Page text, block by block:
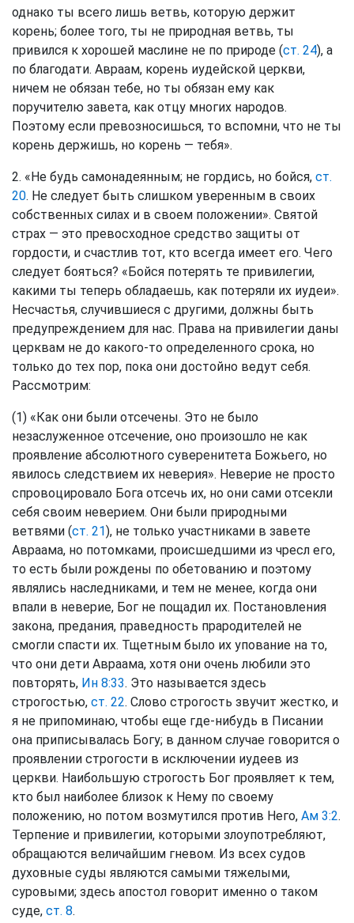
однако ты всего лишь ветвь, которую держит
корень; более того, ты не природная ветвь, ты
привился к хорошей маслине не по природе (ст. 24), а
по благодати. Авраам, корень иудейской церкви,
ничем не обязан тебе, но ты обязан ему как
поручителю завета, как отцу многих народов.
Поэтому если превозносишься, то вспомни, что не ты
корень держишь, но корень — тебя».
2. «Не будь самонадеянным; не гордись, но бойся, ст.
20. Не следует быть слишком уверенным в своих
собственных силах и в своем положении». Святой
страх — это превосходное средство защиты от
гордости, и счастлив тот, кто всегда имеет его. Чего
следует бояться? «Бойся потерять те привилегии,
какими ты теперь обладаешь, как потеряли их иудеи».
Несчастья, случившиеся с другими, должны быть
предупреждением для нас. Права на привилегии даны
церквам не до какого-то определенного срока, но
только до тех пор, пока они достойно ведут себя.
Рассмотрим:
(1) «Как они были отсечены. Это не было
незаслуженное отсечение, оно произошло не как
проявление абсолютного суверенитета Божьего, но
явилось следствием их неверия». Неверие не просто
спровоцировало Бога отсечь их, но они сами отсекли
себя своим неверием. Они были природными
ветвями (ст. 21), не только участниками в завете
Авраама, но потомками, происшедшими из чресл его,
то есть были рождены по обетованию и поэтому
являлись наследниками, и тем не менее, когда они
впали в неверие, Бог не пощадил их. Постановления
закона, предания, праведность прародителей не
смогли спасти их. Тщетным было их упование на то,
что они дети Авраама, хотя они очень любили это
повторять, Ин 8:33. Это называется здесь
строгостью, ст. 22. Слово строгость звучит жестко, и
я не припоминаю, чтобы еще где-нибудь в Писании
она приписывалась Богу; в данном случае говорится о
проявлении строгости в исключении иудеев из
церкви. Наибольшую строгость Бог проявляет к тем,
кто был наиболее близок к Нему по своему
положению, но потом возмутился против Него, Ам 3:2.
Терпение и привилегии, которыми злоупотребляют,
обращаются величайшим гневом. Из всех судов
духовные суды являются самыми тяжелыми,
суровыми; здесь апостол говорит именно о таком
суде, ст. 8.